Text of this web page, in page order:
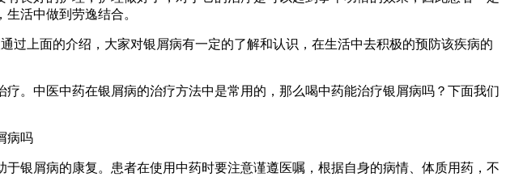
活中做到劳逸结合。
过上面的介绍，大家对银屑病有一定的了解和认识，在生活中去积极的预防该疾病的
。中医中药在银屑病的治疗方法中是常用的，那么喝中药能治疗银屑病吗？下面我们
银屑病的康复。患者在使用中药时要注意谨遵医嘱，根据自身的病情、体质用药，不